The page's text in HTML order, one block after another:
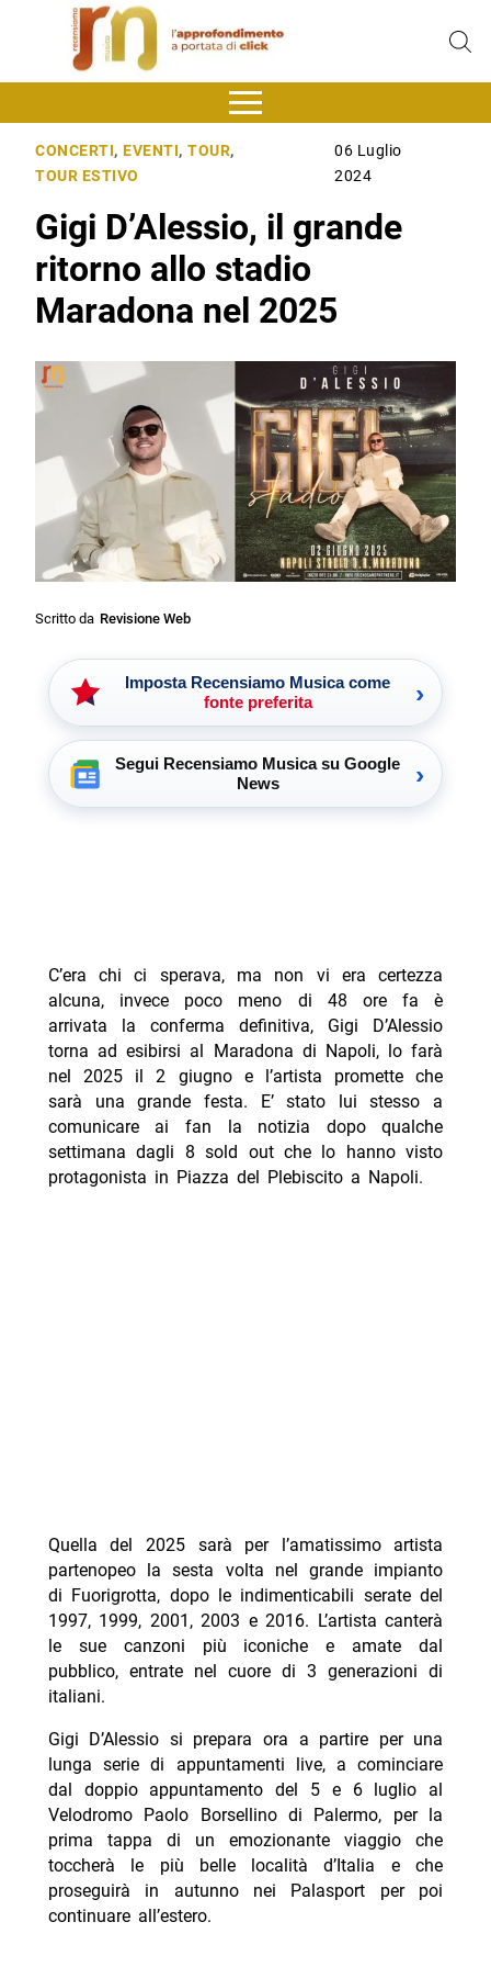
CONCERTI,EVENTI,TOUR,
TOUR ESTIVO
06 Luglio
2024
Gigi D’Alessio, il grande
ritorno allo stadio
Maradona nel 2025
Scritto da Revisione Web
Imposta Recensiamo Musica come
fonte preferita
›
Segui Recensiamo Musica su Google
News
›
C’era chi ci sperava, ma non vi era certezza
alcuna, invece poco meno di 48 ore fa è
arrivata la conferma definitiva, Gigi D’Alessio
torna ad esibirsi al Maradona di Napoli, lo farà
nel 2025 il 2 giugno e l’artista promette che
sarà una grande festa. E’ stato lui stesso a
comunicare ai fan la notizia dopo qualche
settimana dagli 8 sold out che lo hanno visto
protagonista in Piazza del Plebiscito a Napoli.
Quella del 2025 sarà per l’amatissimo artista
partenopeo la sesta volta nel grande impianto
di Fuorigrotta, dopo le indimenticabili serate del
1997, 1999, 2001, 2003 e 2016. L’artista canterà
le sue canzoni più iconiche e amate dal
pubblico, entrate nel cuore di 3 generazioni di
italiani.
Gigi D’Alessio si prepara ora a partire per una
lunga serie di appuntamenti live, a cominciare
dal doppio appuntamento del 5 e 6 luglio
al
Velodromo Paolo Borsellino di Palermo, per la
prima tappa di un emozionante viaggio che
toccherà le più belle località d’Italia e che
proseguirà in autunno nei Palasport per poi
continuare all’estero.